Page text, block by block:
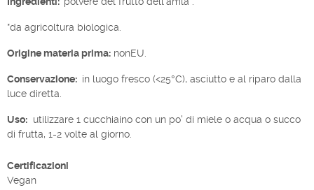
*da agricoltura biologica.
Origine materia prima: nonEU.
Conservazione: in luogo fresco (<25°C), asciutto e al riparo dalla
luce diretta.
Uso: utilizzare 1 cucchiaino con un po' di miele o acqua o succo
di frutta, 1-2 volte al giorno.
Certificazioni
Vegan